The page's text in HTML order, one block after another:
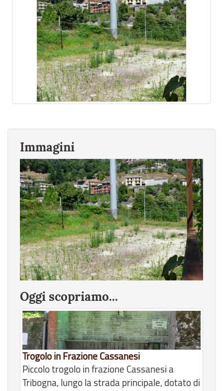
Immagini
Oggi scopriamo...
Trogolo in Frazione Cassanesi
Piccolo trogolo in frazione Cassanesi a
Tribogna, lungo la strada principale, dotato di